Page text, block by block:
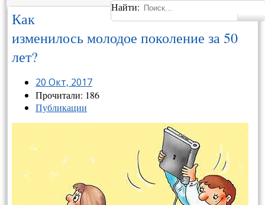
Найти:
Как
изменилось молодое поколение за 50
лет?
20 Окт, 2017
Прочитали: 186
Публикации